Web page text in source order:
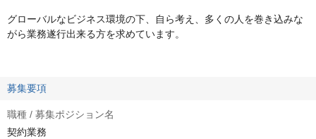
グローバルなビジネス環境の下、自ら考え、多くの人を巻き込みな
がら業務遂行出来る方を求めています。
募集要項
職種 / 募集ポジション名
契約業務